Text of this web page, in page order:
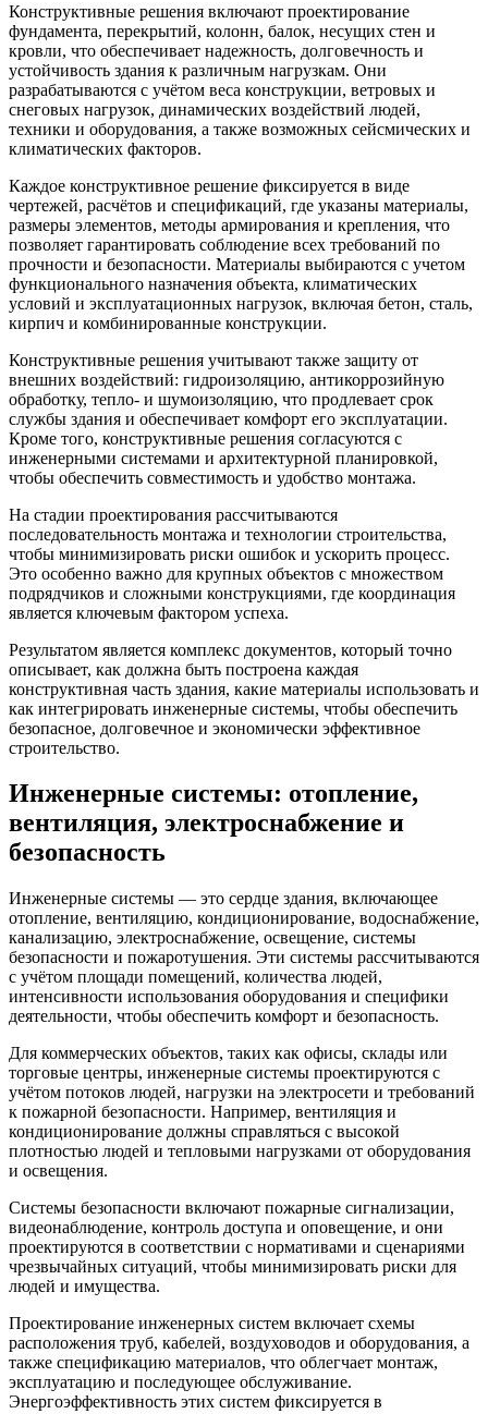
Конструктивные решения включают проектирование
фундамента, перекрытий, колонн, балок, несущих стен и
кровли, что обеспечивает надежность, долговечность и
устойчивость здания к различным нагрузкам. Они
разрабатываются с учётом веса конструкции, ветровых и
снеговых нагрузок, динамических воздействий людей,
техники и оборудования, а также возможных сейсмических и
климатических факторов.
Каждое конструктивное решение фиксируется в виде
чертежей, расчётов и спецификаций, где указаны материалы,
размеры элементов, методы армирования и крепления, что
позволяет гарантировать соблюдение всех требований по
прочности и безопасности. Материалы выбираются с учетом
функционального назначения объекта, климатических
условий и эксплуатационных нагрузок, включая бетон, сталь,
кирпич и комбинированные конструкции.
Конструктивные решения учитывают также защиту от
внешних воздействий: гидроизоляцию, антикоррозийную
обработку, тепло- и шумоизоляцию, что продлевает срок
службы здания и обеспечивает комфорт его эксплуатации.
Кроме того, конструктивные решения согласуются с
инженерными системами и архитектурной планировкой,
чтобы обеспечить совместимость и удобство монтажа.
На стадии проектирования рассчитываются
последовательность монтажа и технологии строительства,
чтобы минимизировать риски ошибок и ускорить процесс.
Это особенно важно для крупных объектов с множеством
подрядчиков и сложными конструкциями, где координация
является ключевым фактором успеха.
Результатом является комплекс документов, который точно
описывает, как должна быть построена каждая
конструктивная часть здания, какие материалы использовать и
как интегрировать инженерные системы, чтобы обеспечить
безопасное, долговечное и экономически эффективное
строительство.
Инженерные системы: отопление,
вентиляция, электроснабжение и
безопасность
Инженерные системы — это сердце здания, включающее
отопление, вентиляцию, кондиционирование, водоснабжение,
канализацию, электроснабжение, освещение, системы
безопасности и пожаротушения. Эти системы рассчитываются
с учётом площади помещений, количества людей,
интенсивности использования оборудования и специфики
деятельности, чтобы обеспечить комфорт и безопасность.
Для коммерческих объектов, таких как офисы, склады или
торговые центры, инженерные системы проектируются с
учётом потоков людей, нагрузки на электросети и требований
к пожарной безопасности. Например, вентиляция и
кондиционирование должны справляться с высокой
плотностью людей и тепловыми нагрузками от оборудования
и освещения.
Системы безопасности включают пожарные сигнализации,
видеонаблюдение, контроль доступа и оповещение, и они
проектируются в соответствии с нормативами и сценариями
чрезвычайных ситуаций, чтобы минимизировать риски для
людей и имущества.
Проектирование инженерных систем включает схемы
расположения труб, кабелей, воздуховодов и оборудования, а
также спецификацию материалов, что облегчает монтаж,
эксплуатацию и последующее обслуживание.
Энергоэффективность этих систем фиксируется в